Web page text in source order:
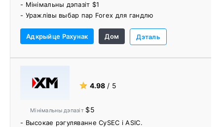
- Мінімальны дэпазіт $1
- Уражлівы выбар пар Forex для гандлю
- Гнуткае крэдытнае плячо
- Падтрымка на 20 мовах
Адкрыйце Рахунак Дом Дэталь
★ 4.98 / 5
Мінімальны дэпазіт $5
- Высокае рэгуляванне CySEC і ASIC.